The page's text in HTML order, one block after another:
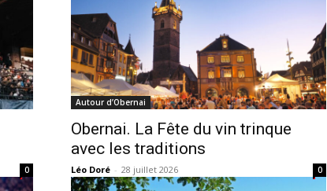
0
Autour d’Obernai
Obernai. La Fête du vin trinque
avec les traditions
Léo Doré - 28 juillet 2026 0